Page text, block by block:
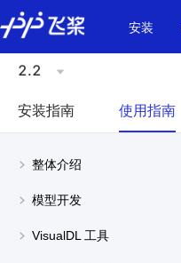
\u200E
安装
2.2
安装指南 使用指南
整体介绍
模型开发
VisualDL 工具